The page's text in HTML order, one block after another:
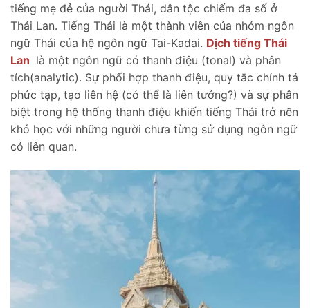
tiếng mẹ đẻ của người Thái, dân tộc chiếm đa số ở
Thái Lan. Tiếng Thái là một thành viên của nhóm ngôn
ngữ Thái của hệ ngôn ngữ Tai-Kadai. Dịch tiếng Thái
Lan là một ngôn ngữ có thanh điệu (tonal) và phân
tích(analytic). Sự phối hợp thanh điệu, quy tắc chính tả
phức tạp, tạo liên hệ (có thể là liên tưởng?) và sự phân
biệt trong hệ thống thanh điệu khiến tiếng Thái trở nên
khó học với những người chưa từng sử dụng ngôn ngữ
có liên quan.